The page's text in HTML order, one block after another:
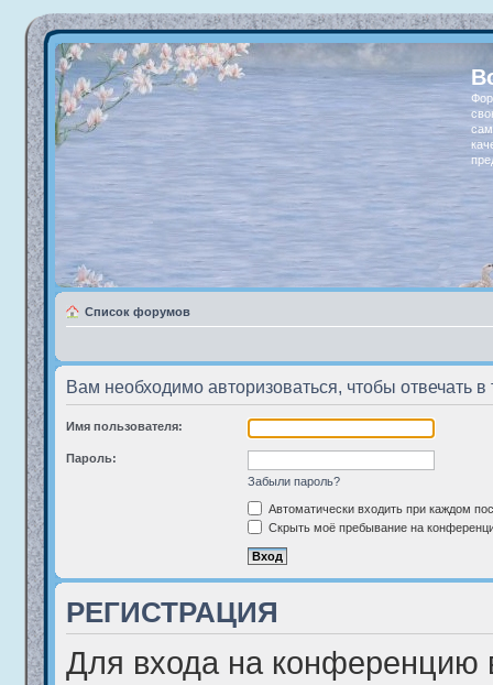
Список форумов
Вам необходимо авторизоваться, чтобы отвечать
Имя пользователя:
Пароль:
Забыли пароль?
Автоматически входить при каждом
Скрыть моё пребывание на
РЕГИСТРАЦИЯ
Для входа на